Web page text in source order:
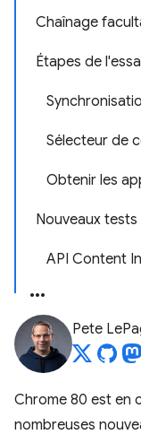
Chaînage
Étapes de
Sélecteur de
Obtenir les
Nouveaux tests
API Content
Pete
Chrome 80 est en
nombreuses